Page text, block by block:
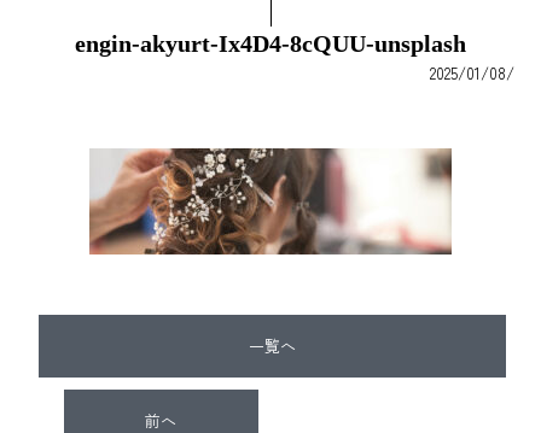
engin-akyurt-Ix4D4-8cQUU-unsplash
2025/01/08/
前へ
一覧へ